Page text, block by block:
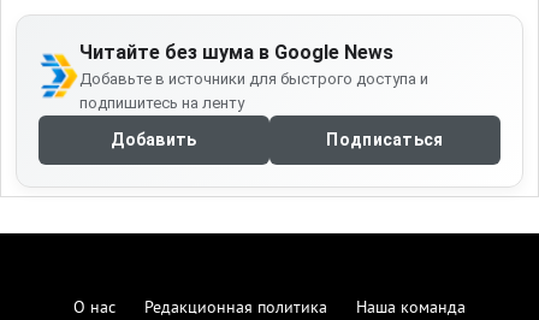
Читайте без шума в Google News
Добавьте в источники для быстрого доступа и
подпишитесь на ленту
Добавить Подписаться
О нас Редакционная политика
Наша команда